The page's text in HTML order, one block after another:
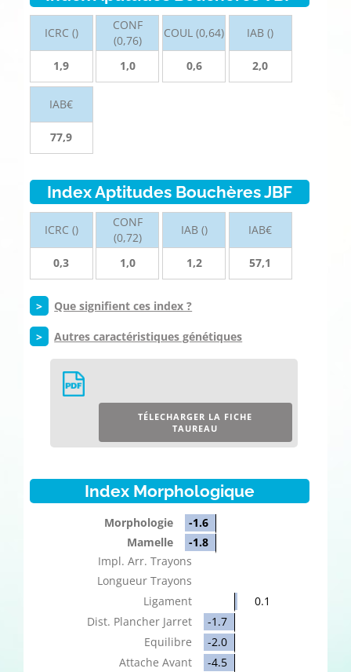
ICRC ()
1,9
CONF
(0,76)
1,0
COUL (0,64)
0,6
IAB ()
2,0
IAB€
77,9
Index Aptitudes Bouchères JBF
ICRC ()
0,3
CONF
(0,72)
1,0
IAB ()
1,2
IAB€
57,1
> Que signifient ces index ?
> Autres caractéristiques génétiques
TÉLECHARGER LA FICHE
TAUREAU
Index Morphologique
Morphologie
-1.6
Mamelle
-1.8
Impl. Arr. Trayons
Longueur Trayons
Ligament
0.1
Dist. Plancher Jarret
-1.7
Equilibre
-2.0
Attache Avant
-4.5